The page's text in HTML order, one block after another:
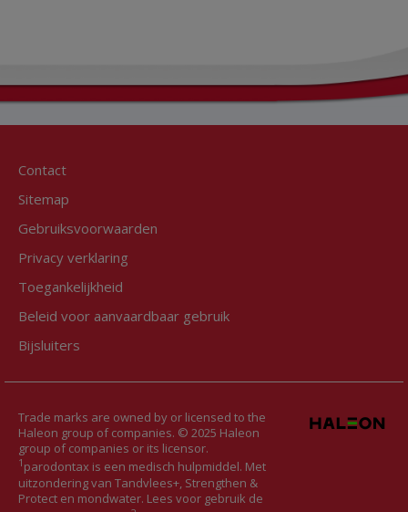
Contact
Sitemap
Gebruiksvoorwaarden
Privacy verklaring
Toegankelijkheid
Beleid voor aanvaardbaar gebruik
Bijsluiters
Trade marks are owned by or licensed to the
Haleon group of companies. © 2025 Haleon
group of companies or its licensor.
1 parodontax is een medisch hulpmiddel. Met
uitzondering van Tandvlees+, Strengthen &
Protect en mondwater. Lees voor gebruik de